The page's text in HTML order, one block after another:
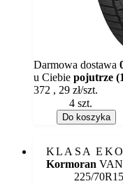
Dostępność:
Darmowa dostawa
u Ciebie pojutrze
372 , 29 zł/szt.
Do koszyka
KLASA
Kormoran
225/